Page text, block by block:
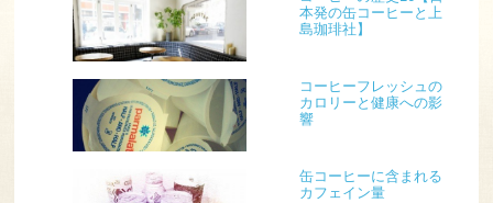
本発の缶コーヒーと上
島珈琲社】
コーヒーフレッシュの
カロリーと健康への影
響
缶コーヒーに含まれる
カフェイン量